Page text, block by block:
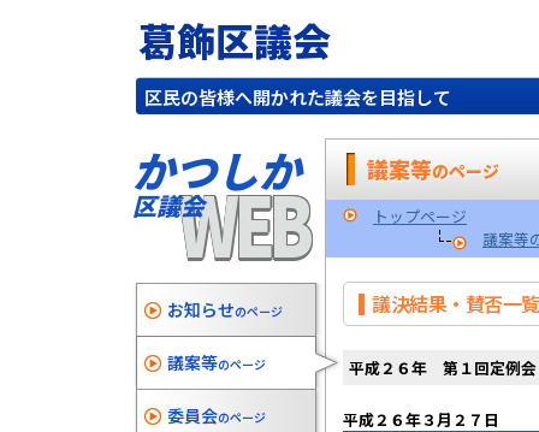
葛飾区議会
区民の皆様へ開かれた議会を目指して
かつしか
区議会WEB
お知らせのページ
議案等のページ
委員会のページ
議案等のページ
トップページ
議案等
議決結果・賛否一覧
平成２６年 第１回定例会
平成２６年３月２７